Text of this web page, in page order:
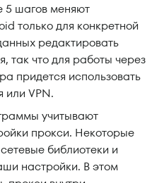
5 шагов меняют
только для конкретной
редактировать
так что для работы через
придется использовать
или VPN.
учитывают
прокси. Некоторые
библиотеки и
настройки. В этом